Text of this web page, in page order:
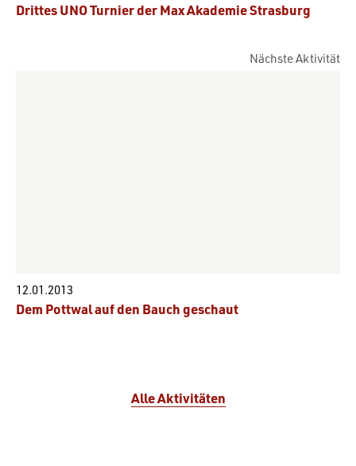
Drittes UNO Turnier der Max Akademie Strasburg
Nächste Aktivität
12.01.2013
Dem Pottwal auf den Bauch geschaut
Alle Aktivitäten